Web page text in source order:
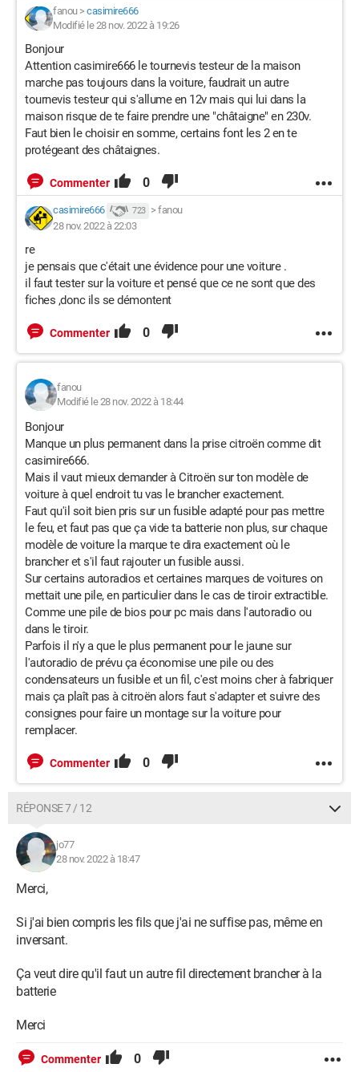
fanou> casimire666
Modifié le 28 nov. 2022 à 19:26
Bonjour
Attention casimire666 le tournevis testeur de la maison
marche pas toujours dans la voiture, faudrait un autre
tournevis testeur qui s'allume en 12v mais qui lui dans la
maison risque de te faire prendre une "châtaigne" en 230v.
Faut bien le choisir en somme, certains font les 2 en te
protégeant des châtaignes.
Commenter 0
casimire666 723 > fanou
28 nov. 2022 à 22:03
re
je pensais que c'était une évidence pour une voiture .
il faut tester sur la voiture et pensé que ce ne sont que des
fiches ,donc ils se démontent
Commenter 0
fanou
Modifié le 28 nov. 2022 à 18:44
Bonjour
Manque un plus permanent dans la prise citroën comme dit
casimire666.
Mais il vaut mieux demander à Citroën sur ton modèle de
voiture à quel endroit tu vas le brancher exactement.
Faut qu'il soit bien pris sur un fusible adapté pour pas mettre
le feu, et faut pas que ça vide ta batterie non plus, sur chaque
modèle de voiture la marque te dira exactement où le
brancher et s'il faut rajouter un fusible aussi.
Sur certains autoradios et certaines marques de voitures on
mettait une pile, en particulier dans le cas de tiroir extractible.
Comme une pile de bios pour pc mais dans l'autoradio ou
dans le tiroir.
Parfois il n'y a que le plus permanent pour le jaune sur
l'autoradio de prévu ça économise une pile ou des
condensateurs un fusible et un fil, c'est moins cher à fabriquer
mais ça plaît pas à citroën alors faut s'adapter et suivre des
consignes pour faire un montage sur la voiture pour
remplacer.
Commenter 0
RÉPONSE 7 / 12
jo77
28 nov. 2022 à 18:47
Merci,
Si j'ai bien compris les fils que j'ai ne suffise pas, même en
inversant.
Ça veut dire qu'il faut un autre fil directement brancher à la
batterie
Merci
Commenter 0